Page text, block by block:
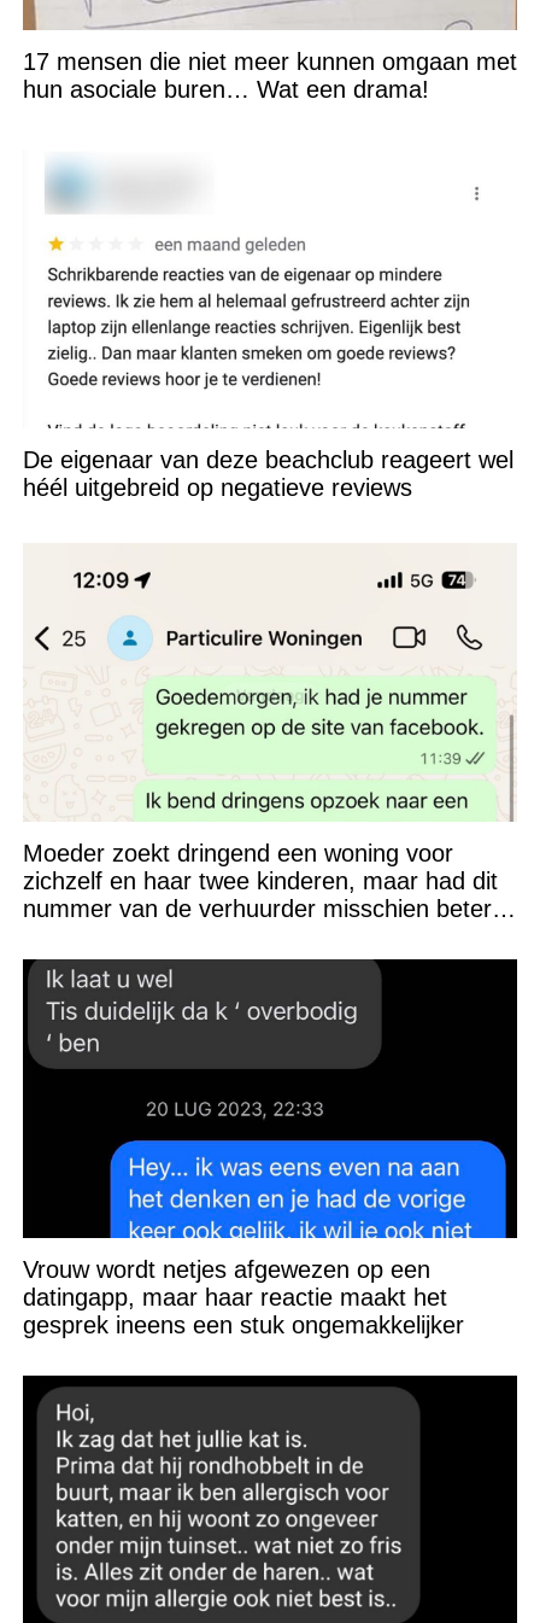
17 mensen die niet meer kunnen omgaan met
hun asociale buren… Wat een drama!
De eigenaar van deze beachclub reageert wel
héél uitgebreid op negatieve reviews
Moeder zoekt dringend een woning voor
zichzelf en haar twee kinderen, maar had dit
nummer van de verhuurder misschien beter
Vrouw wordt netjes afgewezen op een
datingapp, maar haar reactie maakt het
gesprek ineens een stuk ongemakkelijker